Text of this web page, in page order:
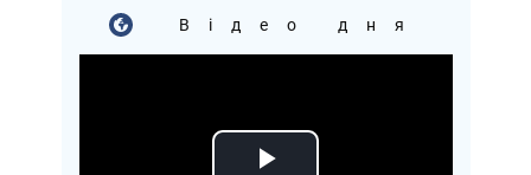
Відео дня